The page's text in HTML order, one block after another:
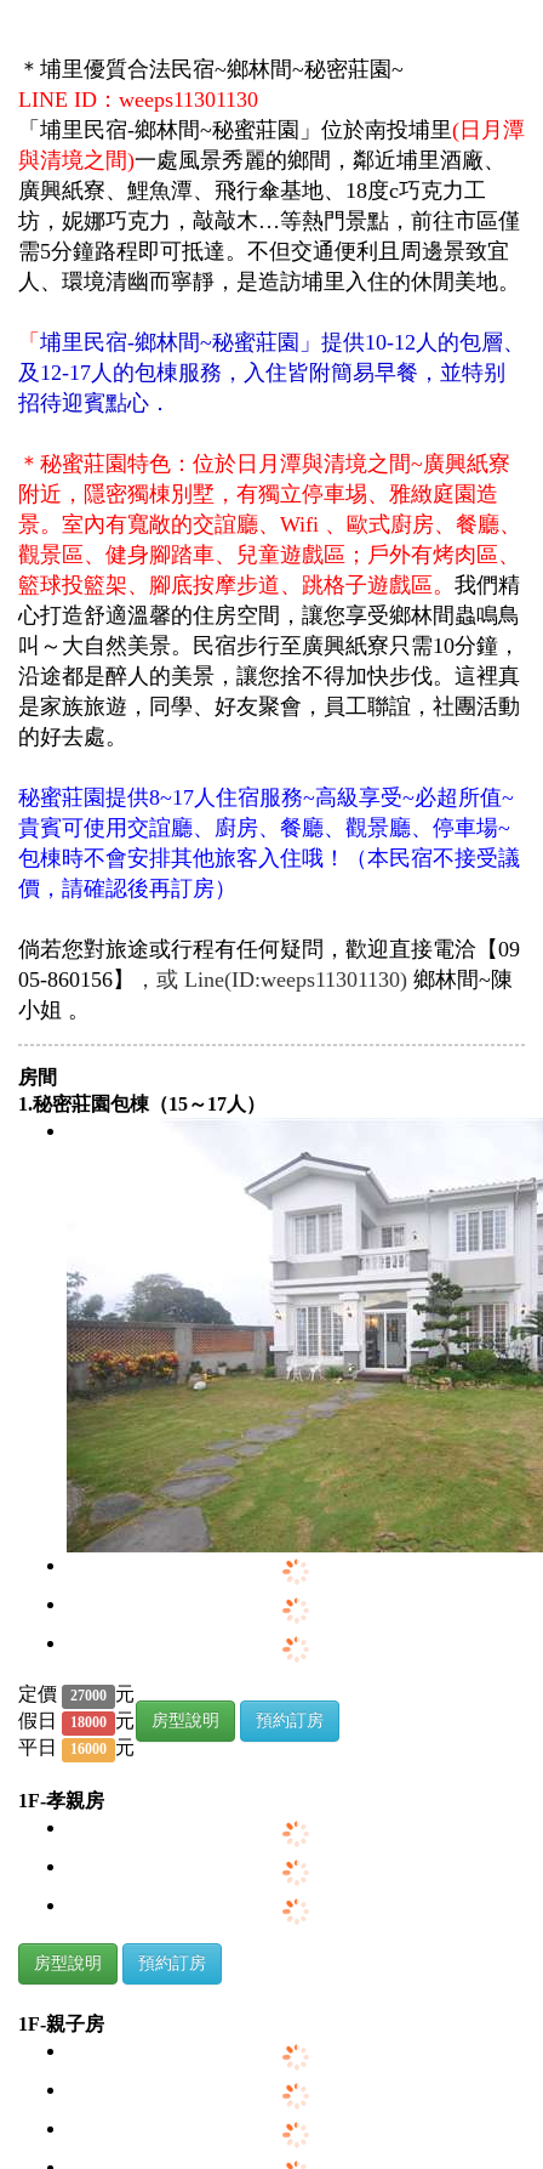
＊埔里優質合法民宿~鄉林間~秘密莊園~
LINE ID：weeps11301130
「埔里民宿-鄉林間~秘蜜莊園」位於南投埔里(日月潭
與清境之間)一處風景秀麗的鄉間，鄰近埔里酒廠、
廣興紙寮、鯉魚潭、飛行傘基地、18度c巧克力工
坊，妮娜巧克力，敲敲木…等熱門景點，前往市區僅
需5分鐘路程即可抵達。不但交通便利且周邊景致宜
人、環境清幽而寧靜，是造訪埔里入住的休閒美地。
「 埔里民宿-鄉林間~秘蜜莊園」提供10-12人 的包層、
及12-17人的包棟服務，入住皆附簡易早餐，並特别
招待迎賓點心．
＊秘蜜莊園特色：位於日月潭與清境之間~廣興紙寮
附近，隱密獨棟別墅，有獨立停車埸、雅緻庭園造
景。室內有寬敞的交誼廳、Wifi 、歐式廚房、餐廳、
觀景區、健身腳踏車、兒童遊戲區；戶外有烤肉區、
籃球投籃架、腳底按摩步道、跳格子遊戲區。 我們精
心打造舒適溫馨的住房空間，讓您享受鄉林間蟲鳴鳥
叫～大自然美景。民宿步行至廣興紙寮只需10分鐘，
沿途都是醉人的美景，讓您捨不得加快步伐。這裡真
是家族旅遊，同學、好友聚會，員工聯誼，社團活動
的好去處。
秘蜜莊園提供8~17人住宿服務~高級享受~必超所值~
貴賓可使用交誼廳、廚房、餐廳、觀景廳、停車場~
包棟時不會安排其他旅客入住哦！（本民宿不接受議
價，請確認後再訂房）
倘若您對旅途或行程有任何疑問，歡迎直接電洽【09
05-860156】
，或 Line(ID:weeps11301130) 鄉林間~陳
小姐 。
房間
1.秘密莊園包棟（15～17人）
定價 27000 元
假日
18000 元
平日
16000 元
房型說明 預約訂房
1F-孝親房
房型說明 預約訂房
1F-親子房